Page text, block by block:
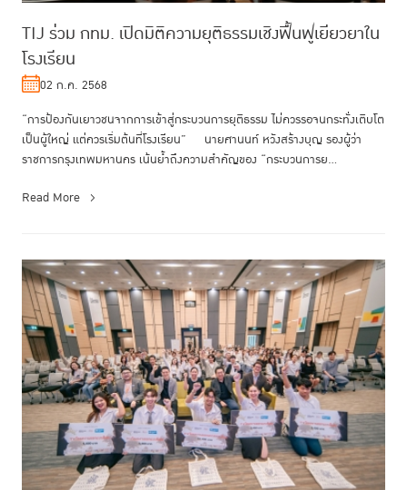
TIJ ร่วม กทม. เปิดมิติความยุติธรรมเชิงฟื้นฟูเยียวยาใน
โรงเรียน
02 ก.ค. 2568
“การป้องกันเยาวชนจากการเข้าสู่กระบวนการยุติธรรม ไม่ควรรอจนกระทั่งเติบโต
เป็นผู้ใหญ่ แต่ควรเริ่มต้นที่โรงเรียน” นายศานนท์ หวังสร้างบุญ รองผู้ว่า
ราชการกรุงเทพมหานคร เน้นย้ำถึงความสำคัญของ “กระบวนการย...
Read More